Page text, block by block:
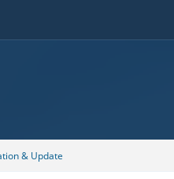
& Update